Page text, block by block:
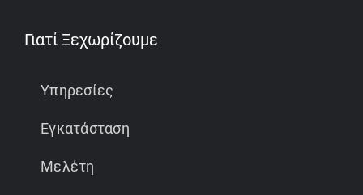
Γιατί Ξεχωρίζουμε
Υπηρεσίες
Εγκατάσταση
Μελέτη